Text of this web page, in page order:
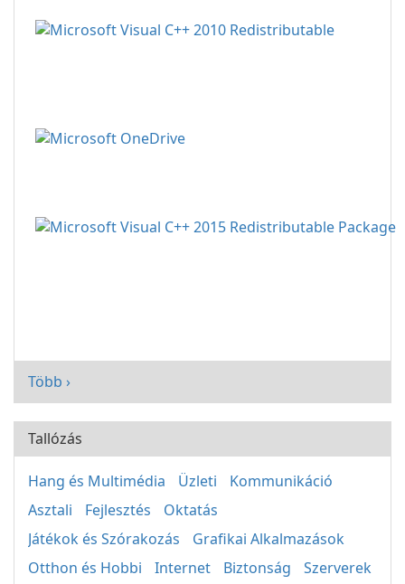
Több ›
Tallózás
Hang és Multimédia Üzleti
Kommunikáció
Asztali
Fejlesztés
Oktatás
Játékok és Szórakozás
Grafikai Alkalmazások
Otthon és Hobbi
Internet Biztonság Szerverek